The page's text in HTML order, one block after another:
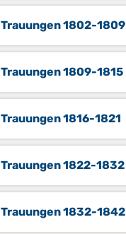
Trauungen 1802-1809
Trauungen 1809-1815
Trauungen 1816-1821
Trauungen 1822-1832
Trauungen 1832-1842